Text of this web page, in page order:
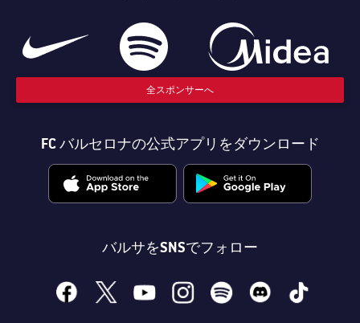
スケジュール
チケット
順位表
全スポンサーへ
FC バルセロナの公式アプリをダウンロード
バルサをSNSでフォロー
facebook
x youtubeinstagramspotify discord tiktok